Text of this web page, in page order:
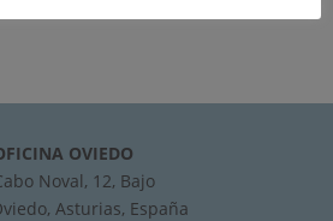
OVIEDO
Noval, 12, Bajo
Asturias, España